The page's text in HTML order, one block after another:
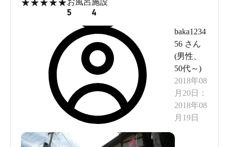
★★★★★
5 4
baka1234
56 さん
(男性
50代～)
2018年08
月20日
：
2018年08
月19日